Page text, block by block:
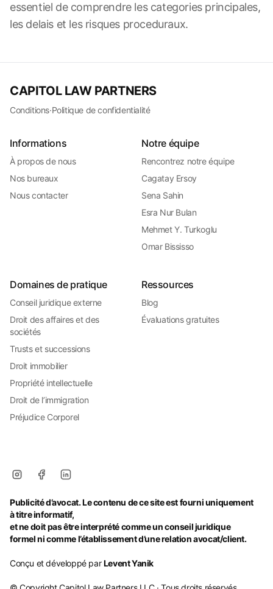
essentiel de comprendre les categories principales,
les delais et les risques proceduraux.
CAPITOL LAW PARTNERS
Conditions·Politique de confidentialité
Informations
À propos de nous
Nos bureaux
Nous contacter
Notre équipe
Rencontrez notre équipe
Cagatay Ersoy
Sena Sahin
Esra Nur Bulan
Mehmet Y. Turkoglu
Omar Bississo
Domaines de pratique
Conseil juridique externe
Droit des affaires et des
sociétés
Trusts et successions
Droit immobilier
Propriété intellectuelle
Droit de l’immigration
Préjudice Corporel
Ressources
Blog
Évaluations gratuites
Publicité d’avocat. Le contenu de ce site est fourni uniquement
à titre informatif,
et ne doit pas être interprété comme un conseil juridique
formel ni comme l’établissement d’une relation avocat/client.
Conçu et développé parLevent Yanik